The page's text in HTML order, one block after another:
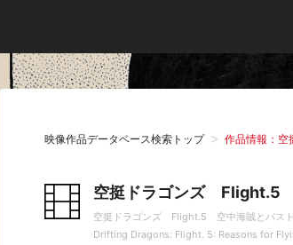
映像作品データベース検索トップ 作品情報：
空挺ドラゴンズ Flight.5
空挺ドラゴンズ Flight.5 空中海賊とパス
Drifting Dragons: Flight. 5: Reasons for